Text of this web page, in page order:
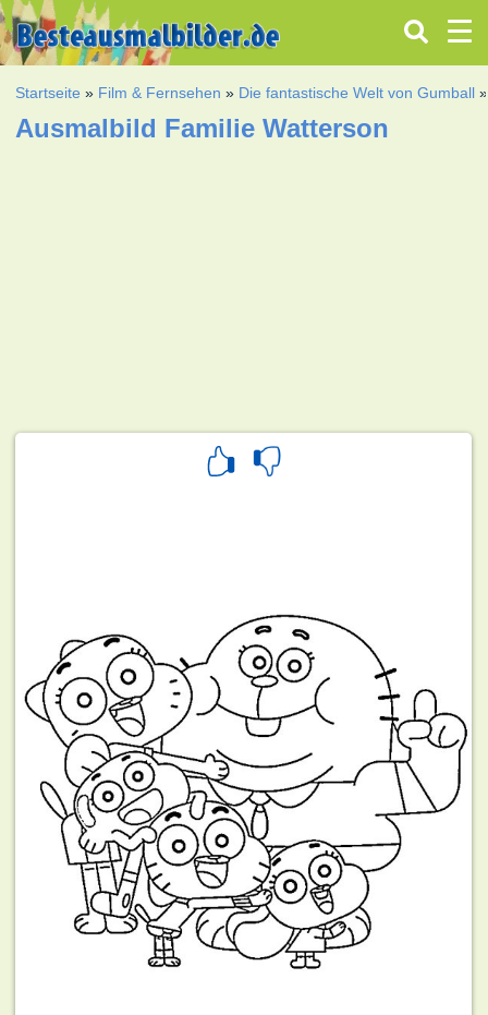
Startseite » Film & Fernsehen » Die fantastische Welt von Gumball
Ausmalbild Familie Watterson